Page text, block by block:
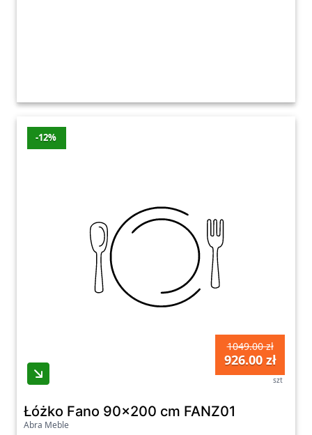
-12%
1049.00 zł
926.00 zł
szt
Łóżko Fano 90x200 cm FANZ01
Abra Meble